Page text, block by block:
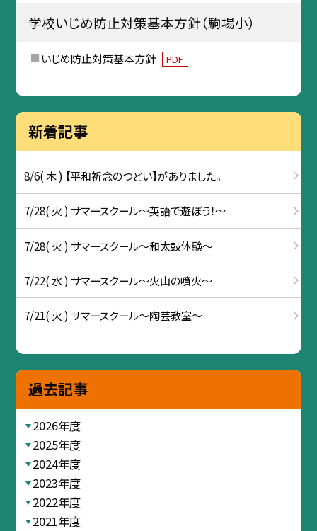
学校いじめ防止対策基本方針（駒場小）
いじめ防止対策基本方針 PDF
新着記事
8/6( 木 ) 【平和祈念のつどい】がありました。
7/28( 火 ) サマースクール～英語で遊ぼう！～
7/28( 火 ) サマースクール～和太鼓体験～
7/22( 水 ) サマースクール～火山の噴火～
7/21( 火 ) サマースクール～陶芸教室～
過去記事
2026年度
2025年度
2024年度
2023年度
2022年度
2021年度